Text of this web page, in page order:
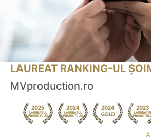
LAUREAT RANKING-UL
MVproduction.ro